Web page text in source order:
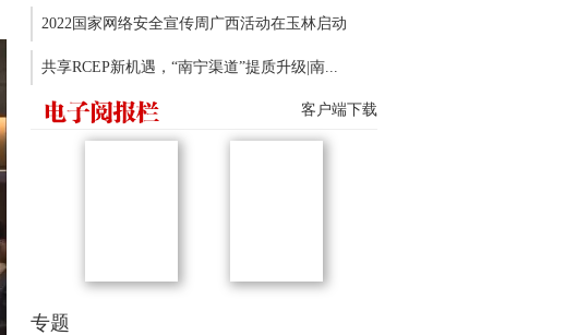
2022国家网络安全宣传周广西活动在玉林启动
共享RCEP新机遇，“南宁渠道”提质升级|南...
客户端下载
专题